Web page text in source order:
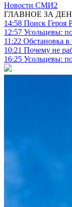
Новости СМИ2
ГЛАВНОЕ ЗА
14:58 Поиск Героя
12:57 Усольцевы:
11:22 Обстановка
10:21 Почему не
16:25 Усольцевы: